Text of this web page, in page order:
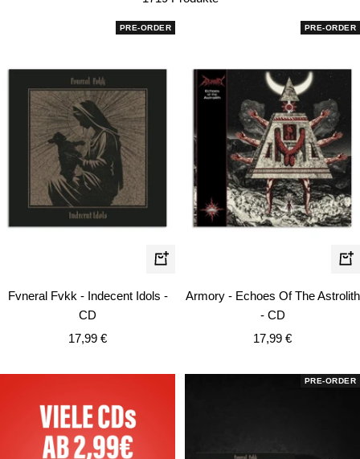
PRE-ORDER
In
Fvneral Fvkk - Indecent Idols -
CD
Angebotspreis
17,99 €
PRE-ORDER
In
Armory - Echoes Of The Astrolith
- CD
Angebotspreis
17,99 €
PRE-ORDER